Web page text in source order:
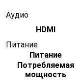
Аудио
HDMI
Питание
Питание
Потребляемая
мощность